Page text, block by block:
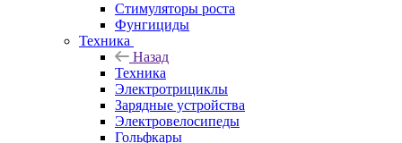
Стимуляторы роста
Фунгициды
Техника
Назад
Техника
Электротрициклы
Зарядные устройства
Электровелосипеды
Гольфкары